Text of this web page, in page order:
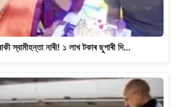
স্বামীহন্তা নাৰী! ১ লাখ টকাৰ ছুপাৰী দি…